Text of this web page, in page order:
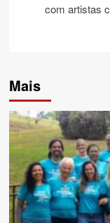
com artistas
Mais